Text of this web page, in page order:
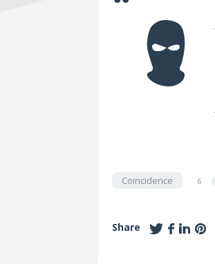
Coincidence 6
Share